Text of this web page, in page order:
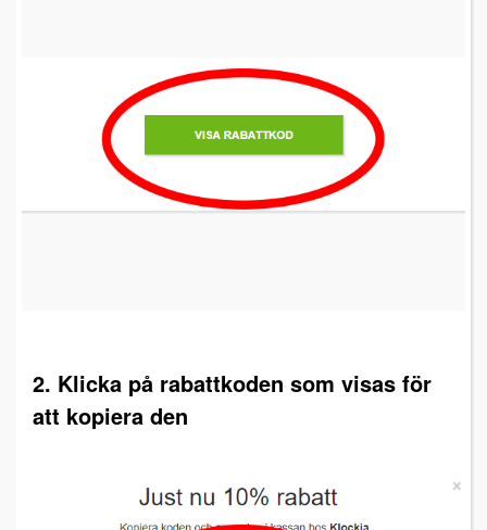
2. Klicka på rabattkoden som visas för
att kopiera den